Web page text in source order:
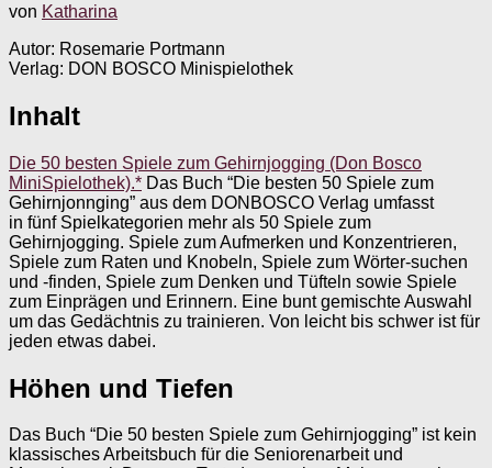
von Katharina
Autor: Rosemarie Portmann
Verlag: DON BOSCO Minispielothek
Inhalt
Die 50 besten Spiele zum Gehirnjogging (Don Bosco
MiniSpielothek).* Das Buch “Die besten 50 Spiele zum
Gehirnjonnging” aus dem DONBOSCO Verlag umfasst
in fünf Spielkategorien mehr als 50 Spiele zum
Gehirnjogging. Spiele zum Aufmerken und Konzentrieren,
Spiele zum Raten und Knobeln, Spiele zum Wörter-suchen
und -finden, Spiele zum Denken und Tüfteln sowie Spiele
zum Einprägen und Erinnern. Eine bunt gemischte Auswahl
um das Gedächtnis zu trainieren. Von leicht bis schwer ist für
jeden etwas dabei.
Höhen und Tiefen
Das Buch “Die 50 besten Spiele zum Gehirnjogging” ist kein
klassisches Arbeitsbuch für die Seniorenarbeit und